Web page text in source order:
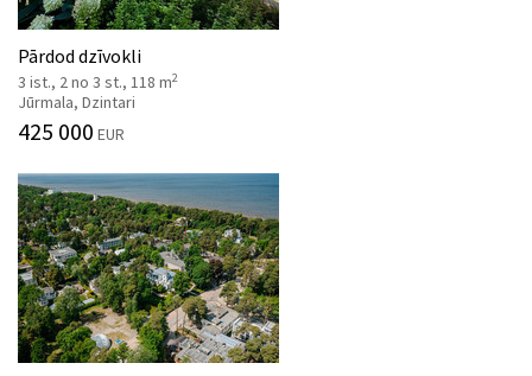
Pārdod dzīvokli
3 ist., 2 no 3 st., 118 m2
Jūrmala, Dzintari
425 000 EUR